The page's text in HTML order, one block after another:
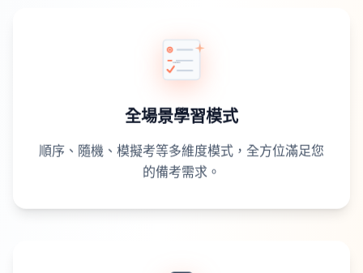
全場景學習模式
順序、隨機、模擬考等多維度模式，全方位滿足您
的備考需求。